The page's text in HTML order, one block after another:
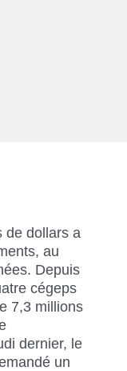
de dollars a
au
Depuis
cégeps
7,3 millions
dernier, le
un